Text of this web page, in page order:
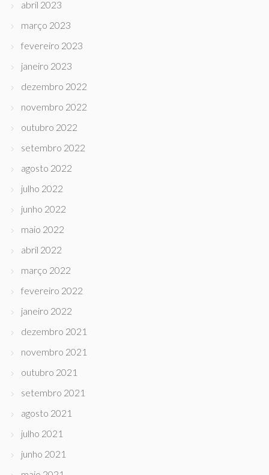
abril 2023
março 2023
fevereiro 2023
janeiro 2023
dezembro 2022
novembro 2022
outubro 2022
setembro 2022
agosto 2022
julho 2022
junho 2022
maio 2022
abril 2022
março 2022
fevereiro 2022
janeiro 2022
dezembro 2021
novembro 2021
outubro 2021
setembro 2021
agosto 2021
julho 2021
junho 2021